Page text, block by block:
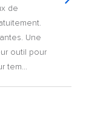
de
Une
outil pour
tem...